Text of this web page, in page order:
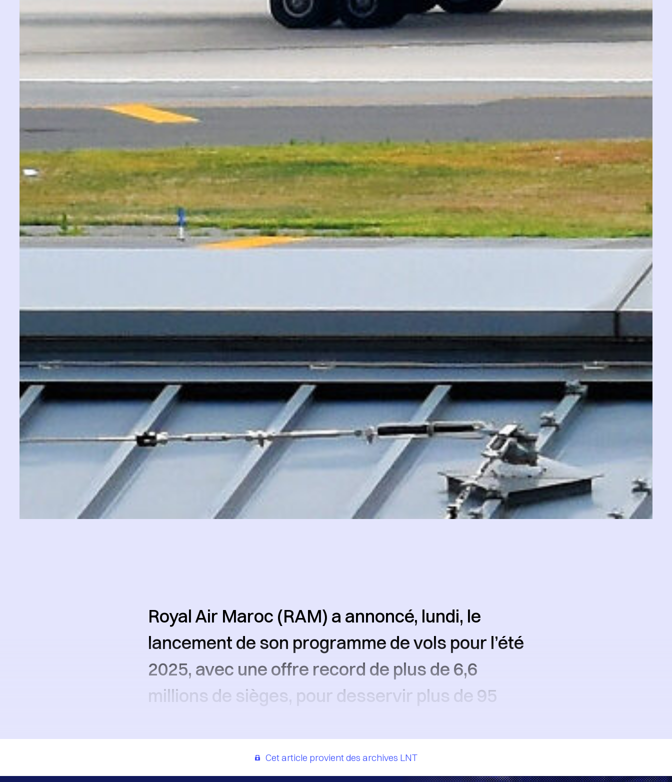
Royal Air Maroc (RAM) a annoncé, lundi, le
lancement de son programme de vols pour l’été
2025, avec une offre record de plus de 6,6
millions de sièges, pour desservir plus de 95
Cet article provient des archives LNT